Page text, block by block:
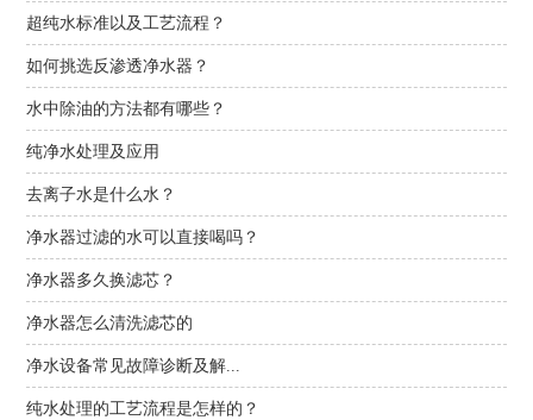
超纯水标准以及工艺流程？
如何挑选反渗透净水器？
水中除油的方法都有哪些？
纯净水处理及应用
去离子水是什么水？
净水器过滤的水可以直接喝吗？
净水器多久换滤芯？
净水器怎么清洗滤芯的
净水设备常见故障诊断及解...
纯水处理的工艺流程是怎样的？